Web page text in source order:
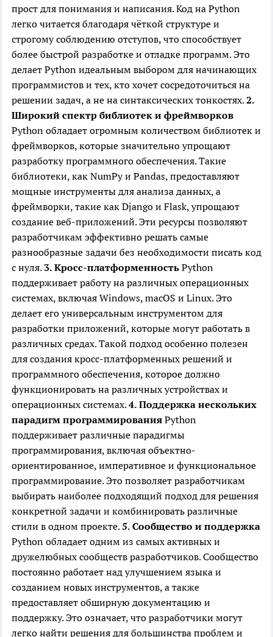
прост для понимания и написания. Код на Python
легко читается благодаря чёткой структуре и
строгому соблюдению отступов, что способствует
более быстрой разработке и отладке программ. Это
делает Python идеальным выбором для начинающих
программистов и тех, кто хочет сосредоточиться на
решении задач, а не на синтаксических тонкостях. 2.
Широкий спектр библиотек и фреймворков
Python обладает огромным количеством библиотек и
фреймворков, которые значительно упрощают
разработку программного обеспечения. Такие
библиотеки, как NumPy и Pandas, предоставляют
мощные инструменты для анализа данных, а
фреймворки, такие как Django и Flask, упрощают
создание веб-приложений. Эти ресурсы позволяют
разработчикам эффективно решать самые
разнообразные задачи без необходимости писать код
с нуля. 3. Кросс-платформенность Python
поддерживает работу на различных операционных
системах, включая Windows, macOS и Linux. Это
делает его универсальным инструментом для
разработки приложений, которые могут работать в
различных средах. Такой подход особенно полезен
для создания кросс-платформенных решений и
программного обеспечения, которое должно
функционировать на различных устройствах и
операционных системах.4. Поддержка нескольких
парадигм программирования Python
поддерживает различные парадигмы
программирования, включая объектно-
ориентированное, императивное и функциональное
программирование. Это позволяет разработчикам
выбирать наиболее подходящий подход для решения
конкретной задачи и комбинировать различные
стили в одном проекте.5. Сообщество и поддержка
Python обладает одним из самых активных и
дружелюбных сообществ разработчиков. Сообщество
постоянно работает над улучшением языка и
созданием новых инструментов, а также
предоставляет обширную документацию и
поддержку. Это означает, что разработчики могут
легко найти решения для большинства проблем и